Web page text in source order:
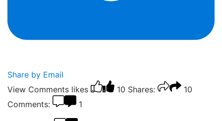
Share by Email
View Comments likes 10 Shares:
10
Comments:
1